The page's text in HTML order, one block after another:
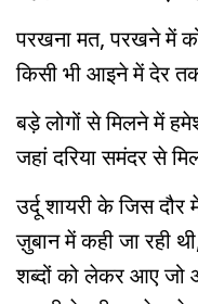
परखना मत, परखने में
किसी भी आइने में देर
बड़े लोगों से मिलने में
जहां दरिया समंदर से
उर्दू शायरी के जिस
ज़ुबान में कही जा रही
शब्दों को लेकर आए